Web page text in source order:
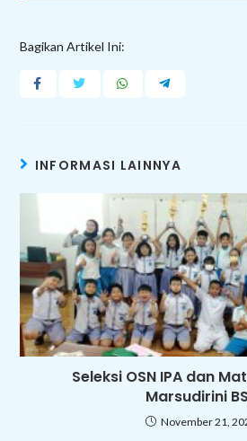
Bagikan Artikel Ini:
INFORMASI LAINNYA
Seleksi OSN IPA dan
Marsudirini
November 21,